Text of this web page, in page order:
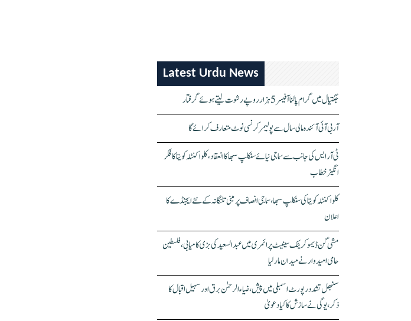
Latest Urdu News
جگتیال میں گرام پالنا آفیسر 5 ہزار روپے رشوت لیتے ہوئے گرفتار
آر بی آئی آئندہ مالی سال سے پولیمر کرنسی نوٹ متعارف کرائے گا
ٹی آر ایس کی جانب سے سماجی نیائے سنکلپ سبھا کا انعقاد، کلواکنٹلہ کویتا کا فکر
انگیز خطاب
کلواکنٹلہ کویتا کی سنکلپ سبھا، سماجی انصاف پر مبنی تلنگانہ کے نئے ایجنڈے کا
اعلان
مشی گن ڈیموکریٹک سینیٹ پرائمری میں عبدالسعید کی بڑی کامیابی، فلسطین
حامی امیدوار نے میدان مار لیا
سنبھل تشدد رپورٹ اسمبلی میں پیش، ضیاء الرحمٰن برق اور سہیل اقبال کا
ذکر، یوگی نے سازش کا کیا دعویٰ